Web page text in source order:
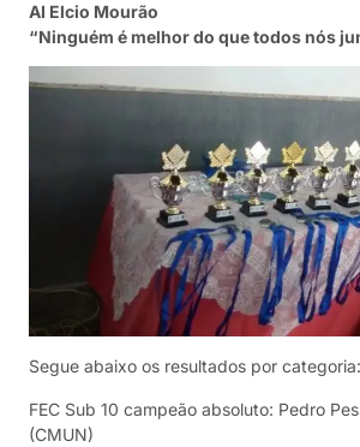
AI Elcio Mourão
“Ninguém é melhor do que todos nós
Segue abaixo os resultados por categoria:
FEC Sub 10 campeão absoluto: Pedro
(CMUN)